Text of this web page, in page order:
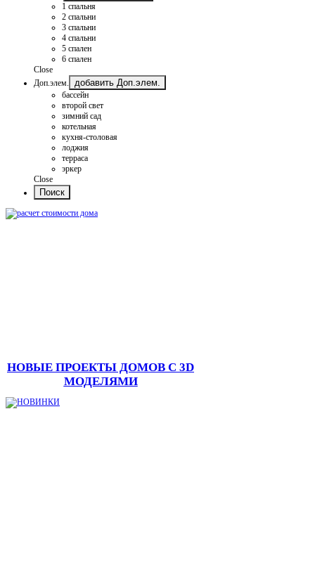
1 спальня
2 спальни
3 спальни
4 спальни
5 спален
6 спален
Close
Доп.элем.
добавить Доп.элем.
бассейн
второй свет
зимний сад
котельная
кухня-столовая
лоджия
терраса
эркер
Close
НОВЫЕ ПРОЕКТЫ ДОМОВ С 3D
МОДЕЛЯМИ